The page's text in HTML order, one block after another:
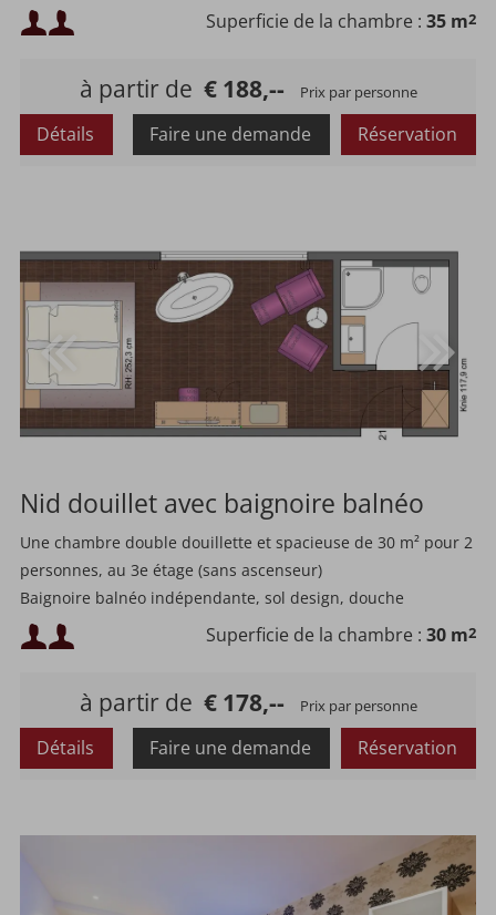
Chambre non-fumeur, prix incluant la pension bien-être 3/4
Occupation minimale :
Occupation maximale :
Superficie de la chambre : 35 m2
à partir de € 188,-- Prix par personne
Réservation
Faire une demande
Détails
Nid douillet avec baignoire balnéo
Une chambre double douillette et spacieuse de 30 m² pour 2
personnes, au 3e étage (sans ascenseur)
Baignoire balnéo indépendante, sol design, douche
Chambre non-fumeur, prix incluant la pension bien-être 3/4
Occupation minimale :
Occupation maximale :
Superficie de la chambre : 30 m2
à partir de € 178,-- Prix par personne
Réservation
Faire une demande
Détails